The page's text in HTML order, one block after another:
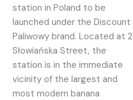
station in Poland to be
launched under the Discount
Paliwowy brand. Located at 2
Słowiańska Street, the
station is in the immediate
vicinity of the largest and
most modern banana